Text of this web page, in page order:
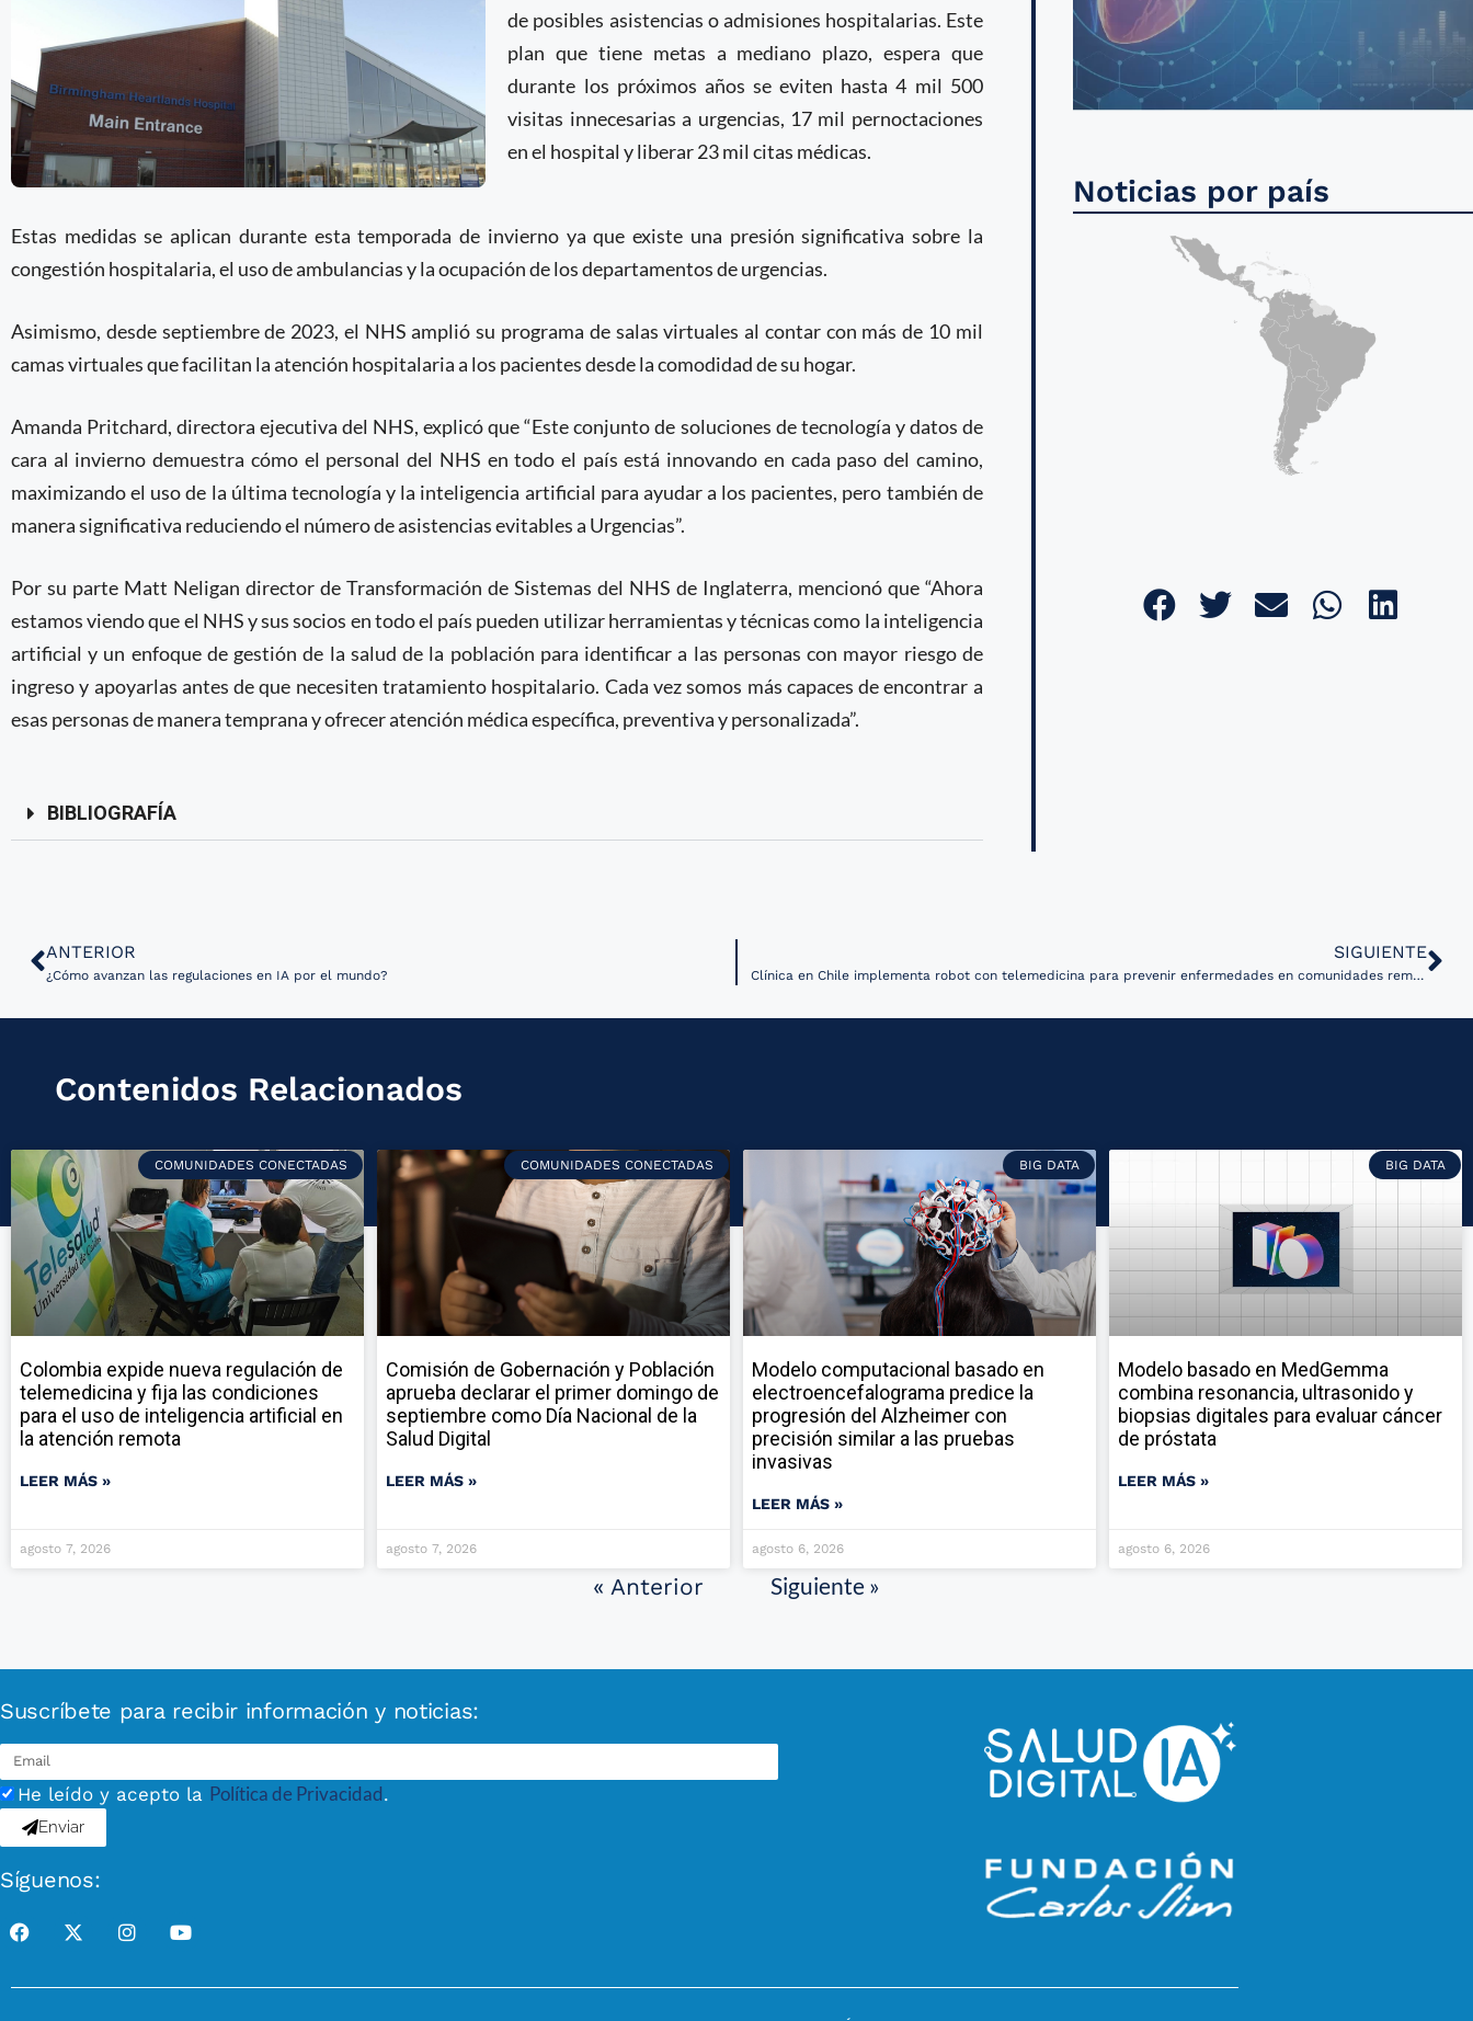
de posibles asistencias o admisiones hospitalarias. Este
plan que tiene metas a mediano plazo, espera que
durante los próximos años se eviten hasta 4 mil 500
visitas innecesarias a urgencias, 17 mil pernoctaciones
en el hospital y liberar 23 mil citas médicas.
Estas medidas se aplican durante esta temporada de invierno ya que existe una presión significativa sobre la
congestión hospitalaria, el uso de ambulancias y la ocupación de los departamentos de urgencias.
Asimismo, desde septiembre de 2023, el NHS amplió su programa de salas virtuales al contar con más de 10 mil
camas virtuales que facilitan la atención hospitalaria a los pacientes desde la comodidad de su hogar.
Amanda Pritchard, directora ejecutiva del NHS, explicó que “Este conjunto de soluciones de tecnología y datos de
cara al invierno demuestra cómo el personal del NHS en todo el país está innovando en cada paso del camino,
maximizando el uso de la última tecnología y la inteligencia artificial para ayudar a los pacientes, pero también de
manera significativa reduciendo el número de asistencias evitables a Urgencias”.
Por su parte Matt Neligan director de Transformación de Sistemas del NHS de Inglaterra, mencionó que “Ahora
estamos viendo que el NHS y sus socios en todo el país pueden utilizar herramientas y técnicas como la inteligencia
artificial y un enfoque de gestión de la salud de la población para identificar a las personas con mayor riesgo de
ingreso y apoyarlas antes de que necesiten tratamiento hospitalario. Cada vez somos más capaces de encontrar a
esas personas de manera temprana y ofrecer atención médica específica, preventiva y personalizada”.
BIBLIOGRAFÍA
Noticias por país
ANTERIOR
¿Cómo avanzan las regulaciones en IA por el mundo?
SIGUIENTE
Clínica en Chile implementa robot con telemedicina para prevenir enfermedades en comunidades remotas
Contenidos Relacionados
COMUNIDADES CONECTADAS
Colombia expide nueva regulación de
telemedicina y fija las condiciones
para el uso de inteligencia artificial en
la atención remota
LEER MÁS »
agosto 7, 2026
COMUNIDADES CONECTADAS
Comisión de Gobernación y Población
aprueba declarar el primer domingo de
septiembre como Día Nacional de la
Salud Digital
LEER MÁS »
agosto 7, 2026
BIG DATA
Modelo computacional basado en
electroencefalograma predice la
progresión del Alzheimer con
precisión similar a las pruebas
invasivas
LEER MÁS »
agosto 6, 2026
BIG DATA
Modelo basado en MedGemma
combina resonancia, ultrasonido y
biopsias digitales para evaluar cáncer
de próstata
LEER MÁS »
agosto 6, 2026
« Anterior Siguiente »
Suscríbete para recibir información y noticias:
He leído y acepto la Política de Privacidad.
Enviar
Síguenos: